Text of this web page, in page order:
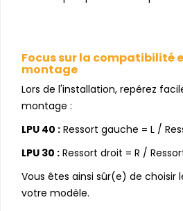
Focus sur la compatibilité
montage
Lors de l'installation, repérez
montage :
LPU 40 : Ressort gauche = L /
LPU 30 : Ressort droit = R /
Vous êtes ainsi sûr(e) de choisir
votre modèle.